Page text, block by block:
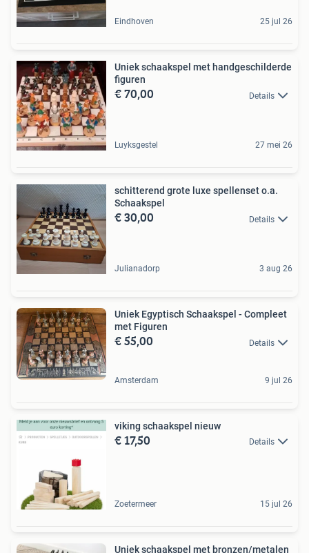
Eindhoven 25 jul 26
Uniek schaakspel met handgeschilderde
figuren
€ 70,00 Details
Luyksgestel 27 mei 26
schitterend grote luxe spellenset o.a.
Schaakspel
€ 30,00 Details
Julianadorp 3 aug 26
Uniek Egyptisch Schaakspel - Compleet
met Figuren
€ 55,00 Details
Amsterdam 9 jul 26
viking schaakspel nieuw
€ 17,50 Details
Zoetermeer 15 jul 26
Uniek schaakspel met bronzen/metalen